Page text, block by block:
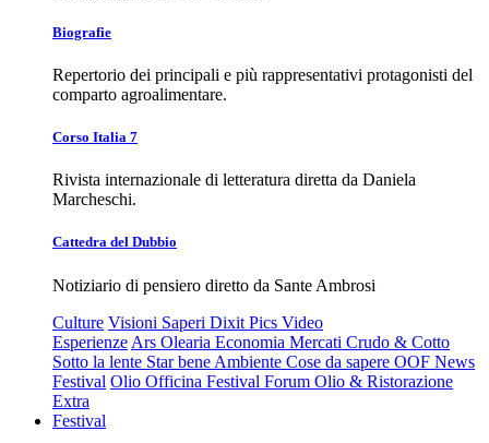
Biografie
Repertorio dei principali e più rappresentativi protagonisti del
comparto agroalimentare.
Corso Italia 7
Rivista internazionale di letteratura diretta da Daniela
Marcheschi.
Cattedra del Dubbio
Notiziario di pensiero diretto da Sante Ambrosi
Culture Visioni Saperi Dixit Pics Video
Esperienze Ars Olearia Economia Mercati Crudo & Cotto
Sotto la lente Star bene Ambiente Cose da sapere OOF News
Festival Olio Officina Festival Forum Olio & Ristorazione
Extra
Festival